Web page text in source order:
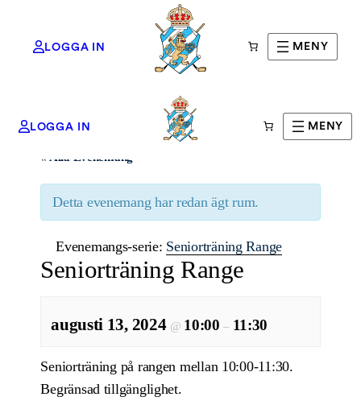
LOGGA IN MENY
LOGGA IN MENY
« Alla Evenemang
Detta evenemang har redan ägt rum.
Evenemangs-serie: Seniorträning Range
Seniorträning Range
augusti 13, 2024 @ 10:00– 11:30
Seniorträning på rangen mellan 10:00-11:30.
Begränsad tillgänglighet.